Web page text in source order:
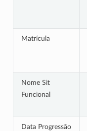
Matrícula
Nome Sit
Funcional
Data Progressão